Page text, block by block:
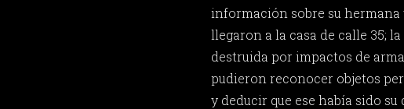
información sobre su hermana
llegaron a la casa de calle 35;
destruida por impactos de
pudieron reconocer objetos
y deducir que ese había sido